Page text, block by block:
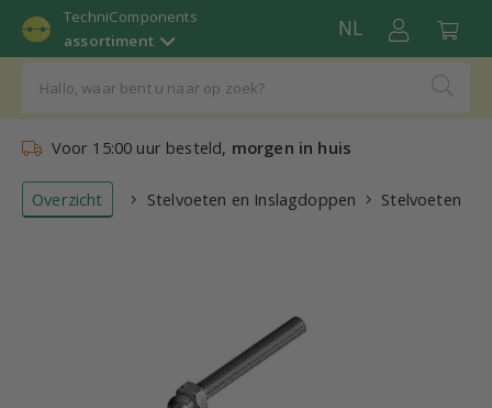
TechniComponents
assortiment
NL
Voor 15:00 uur besteld, morgen in huis
Overzicht Stelvoeten en Inslagdoppen Stelvoeten